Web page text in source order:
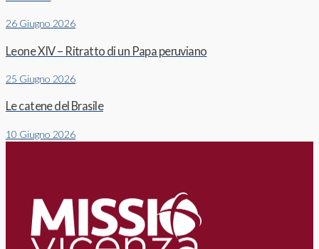
26 Giugno 2026
Leone XIV – Ritratto di un Papa peruviano
25 Giugno 2026
Le catene del Brasile
10 Giugno 2026